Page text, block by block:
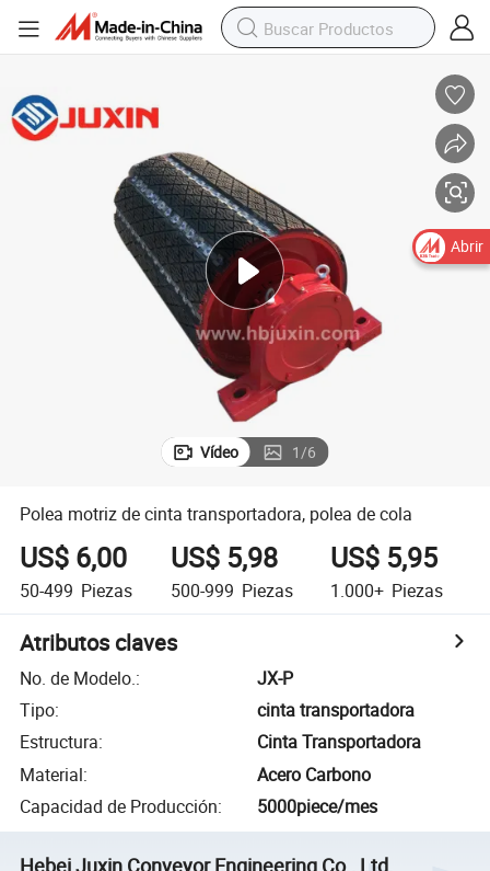
Vídeo 1/6
Polea motriz de cinta transportadora, polea de cola
US$ 6,00
50-499 Piezas
US$ 5,98
500-999 Piezas
US$ 5,95
1.000+ Piezas
Atributos claves
No. de Modelo.:
JX-P
Tipo:
cinta transportadora
Estructura:
Cinta Transportadora
Material:
Acero Carbono
Capacidad de Producción: 5000piece/mes
Hebei Juxin Conveyor Engineering Co., Ltd.
Abrir